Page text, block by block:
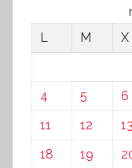
L
M X
4
5 6
11
12 13
18
19